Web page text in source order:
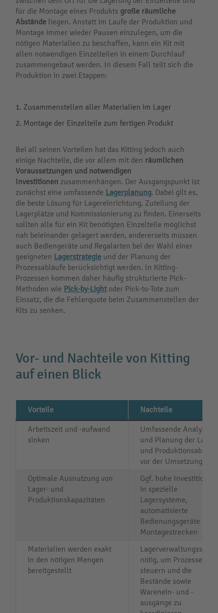
für die Montage eines Produkts große räumliche
Abstände liegen. Anstatt im Laufe der Produktion und
Montage immer wieder Pausen einzulegen, um die
nötigen Materialien zu beschaffen, kann ein Kit mit
allen notwendigen Einzelteilen in einem Durchlauf
zusammengebaut werden. In diesem Fall teilt sich die
Produktion in zwei Etappen:
Zusammenstellen aller Materialien im Lager
Montage der Einzelteile zum fertigen Produkt
Bei all seinen Vorteilen hat das Kitting jedoch auch
einige Nachteile, die vor allem mit den räumlichen
Voraussetzungen und notwendigen
Investitionen zusammenhängen. Der Ausgangspunkt ist
zunächst eine umfassende Lagerplanung. Dabei gilt es,
die beste Lösung für Lagereinrichtung, Zuteilung der
Lagerplätze und Kommissionierung zu finden. Einerseits
sollten alle für ein Kit benötigten Einzelteile möglichst
nah beieinander gelagert werden, andererseits müssen
auch Bediengeräte und Regalarten bei der Wahl einer
geeigneten Lagerstrategie und der Planung der
Prozessabläufe berücksichtigt werden. In Kitting-
Prozessen kommen daher häufig strukturierte Pick-
Methoden wie Pick-by-Lightoder Pick-to-Tote zum
Einsatz, die die Fehlerquote beim Zusammenstellen der
Kits zu senken.
Vor- und Nachteile von Kitting
auf einen Blick
Vorteile Nachteile
Arbeitszeit und -aufwand
sinken
Umfassende Analyse
und Planung der Lager-
und
vor der Umsetzung
Optimale Ausnutzung von
Lager- und
Produktionskapazitäten
Ggf. hohe Investitionen
in spezielle
Lagersysteme,
automatisierte
Bedienungsgeräte und
Montagestrecken
Materialien werden exakt
in den nötigen Mengen
bereitgestellt
nötig, um Prozesse zu
steuern und die
Bestände sowie
Warenein- und -
ausgänge zu